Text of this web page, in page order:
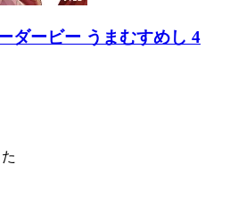
ダービー うまむすめし 4